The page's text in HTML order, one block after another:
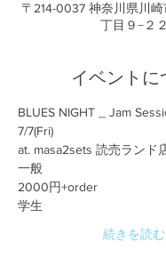
〒214-0037 神奈川県川
丁目９−２
イベントに
BLUES NIGHT _ Jam
7/7(Fri)
at. masa2sets 読売ランド
一般
2000円+order
学生
続きを読む